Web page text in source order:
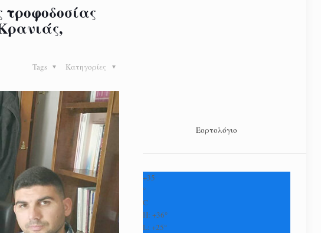
Κατηγορίες
Tags
Εορτολόγιο
+35
°
C
H:+36°
L:+25°